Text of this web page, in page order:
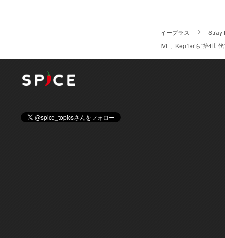
イープラス
Stray
IVE、Kep1erら“第4世